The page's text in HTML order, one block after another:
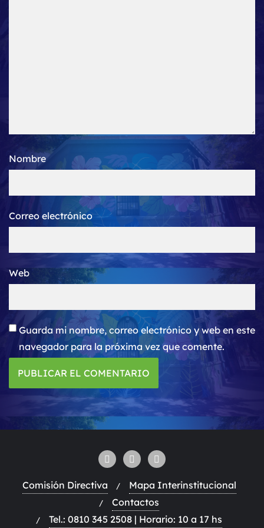
Nombre
Correo electrónico
Web
Guarda mi nombre, correo electrónico y web en este
navegador para la próxima vez que comente.
Comisión Directiva
Mapa Interinstitucional
Contactos
Tel.: 0810 345 2508 | Horario: 10 a 17 hs